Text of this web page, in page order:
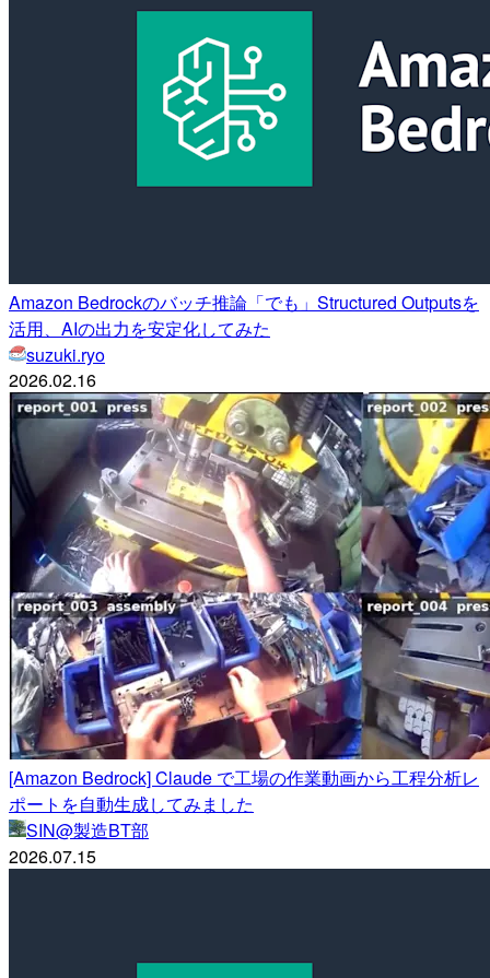
Amazon Bedrockのバッチ推論「でも」Structured Outputsを
活用、AIの出力を安定化してみた
suzuki.ryo
2026.02.16
[Amazon Bedrock] Claude で工場の作業動画から工程分析レ
ポートを自動生成してみました
SIN@製造BT部
2026.07.15